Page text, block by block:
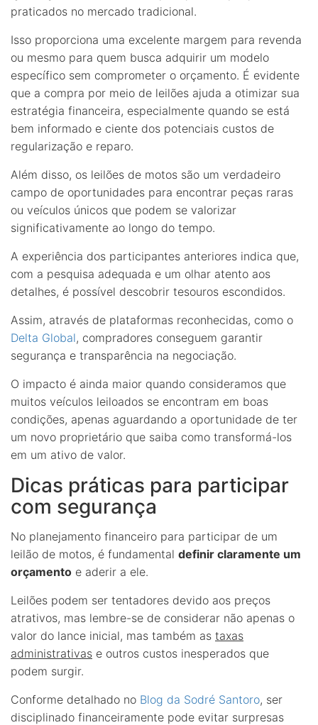
praticados no mercado tradicional.
Isso proporciona uma excelente margem para revenda
ou mesmo para quem busca adquirir um modelo
específico sem comprometer o orçamento. É evidente
que a compra por meio de leilões ajuda a otimizar sua
estratégia financeira, especialmente quando se está
bem informado e ciente dos potenciais custos de
regularização e reparo.
Além disso, os leilões de motos são um verdadeiro
campo de oportunidades para encontrar peças raras
ou veículos únicos que podem se valorizar
significativamente ao longo do tempo.
A experiência dos participantes anteriores indica que,
com a pesquisa adequada e um olhar atento aos
detalhes, é possível descobrir tesouros escondidos.
Assim, através de plataformas reconhecidas, como o
Delta Global, compradores conseguem garantir
segurança e transparência na negociação.
O impacto é ainda maior quando consideramos que
muitos veículos leiloados se encontram em boas
condições, apenas aguardando a oportunidade de ter
um novo proprietário que saiba como transformá-los
em um ativo de valor.
Dicas práticas para participar
com segurança
No planejamento financeiro para participar de um
leilão de motos, é fundamental definir claramente um
orçamento e aderir a ele.
Leilões podem ser tentadores devido aos preços
atrativos, mas lembre-se de considerar não apenas o
valor do lance inicial, mas também as taxas
administrativas e outros custos inesperados que
podem surgir.
Conforme detalhado no Blog da Sodré Santoro, ser
disciplinado financeiramente pode evitar surpresas